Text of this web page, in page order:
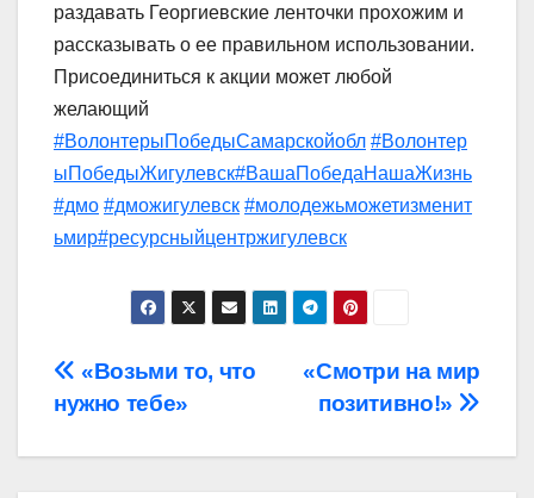
раздавать Георгиевские ленточки прохожим и
рассказывать о ее правильном использовании.
Присоединиться к акции может любой
желающий
#ВолонтерыПобедыСамарскойобл #Волонтер
ыПобедыЖигулевск#ВашаПобедаНашаЖизнь
#дмо #дможигулевск #молодежьможетизменит
ьмир#ресурсныйцентржигулевск
Навигация
по
«Смотри на мир
позитивно!»
«Возьми то, что
нужно тебе»